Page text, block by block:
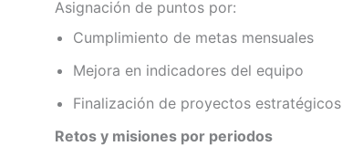
Asignación de puntos por:
Cumplimiento de metas mensuales
Mejora en indicadores del equipo
Finalización de proyectos estratégicos
Retos y misiones por periodos